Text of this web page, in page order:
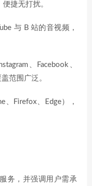
捷无打扰。
与 B 站的音视频，
、Facebook、
范围广泛。
、Firefox、Edge），
务，并强调用户需承